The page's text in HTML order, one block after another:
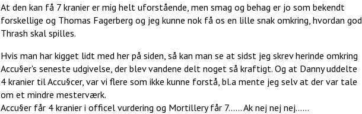
At den kan få 7 kranier er mig helt uforstående, men smag og behag er jo som bekendt
forskellige og Thomas Fagerberg og jeg kunne nok få os en lille snak omkring, hvordan god
Thrash skal spilles.
Hvis man har kigget lidt med her på siden, så kan man se at sidst jeg skrev herinde omkring
Accu§er's seneste udgivelse, der blev vandene delt noget så kraftigt. Og at Danny uddelte
4 kranier til Accu§cer, var vi flere som ikke kunne forstå, bl.a mente jeg selv at der var tale
om et mindre mesterværk.
Accu§er får 4 kranier i officel vurdering og Mortillery får 7...... Ak nej nej nej......